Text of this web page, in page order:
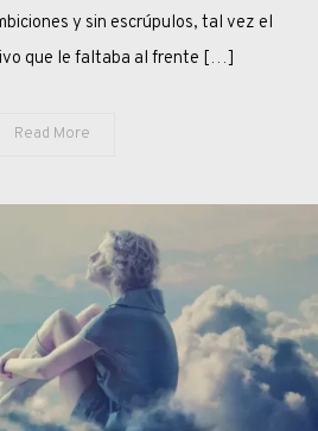
y sin escrúpulos, tal vez el
que le faltaba al frente […]
Read More